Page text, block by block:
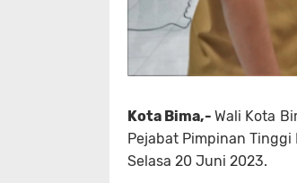
Kota Bima,-Wali Kota
Pejabat Pimpinan
Selasa 20 Juni 2023.